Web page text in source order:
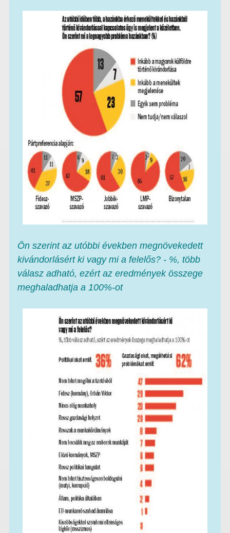
Ön szerint az utóbbi években megnövekedett
kivándorlásért ki vagy mi a felelős? - %, több
válasz adható, ezért az eredmények összege
meghaladhatja a 100%-ot